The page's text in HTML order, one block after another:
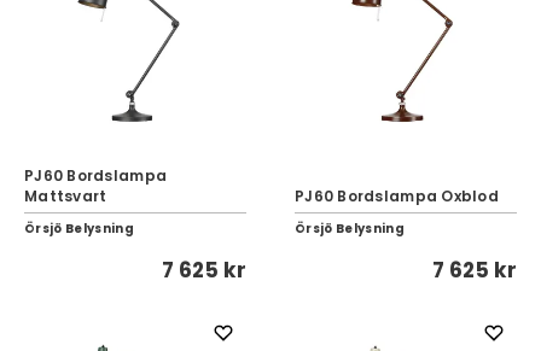
PJ60 Bordslampa
Mattsvart
Örsjö Belysning
7 625 kr
PJ60 Bordslampa Oxblod
Örsjö Belysning
7 625 kr